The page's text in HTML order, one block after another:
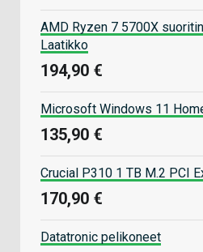
AMD Ryzen 7 5700X
Laatikko
194,90 €
Microsoft Windows 11
135,90 €
Crucial P310 1 TB M.2 PCI
170,90 €
Datatronic pelikoneet